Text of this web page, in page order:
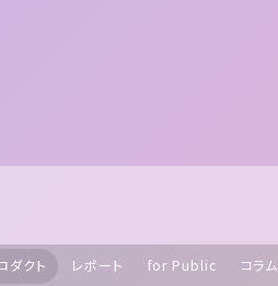
ダクト レポート for Public コラム